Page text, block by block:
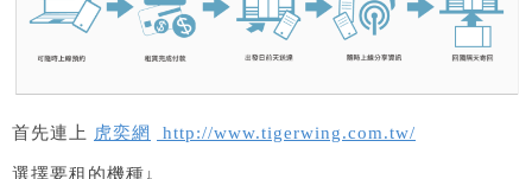
首先連上 虎奕網 http://www.tigerwing.com.tw/
選擇要租的機種↓